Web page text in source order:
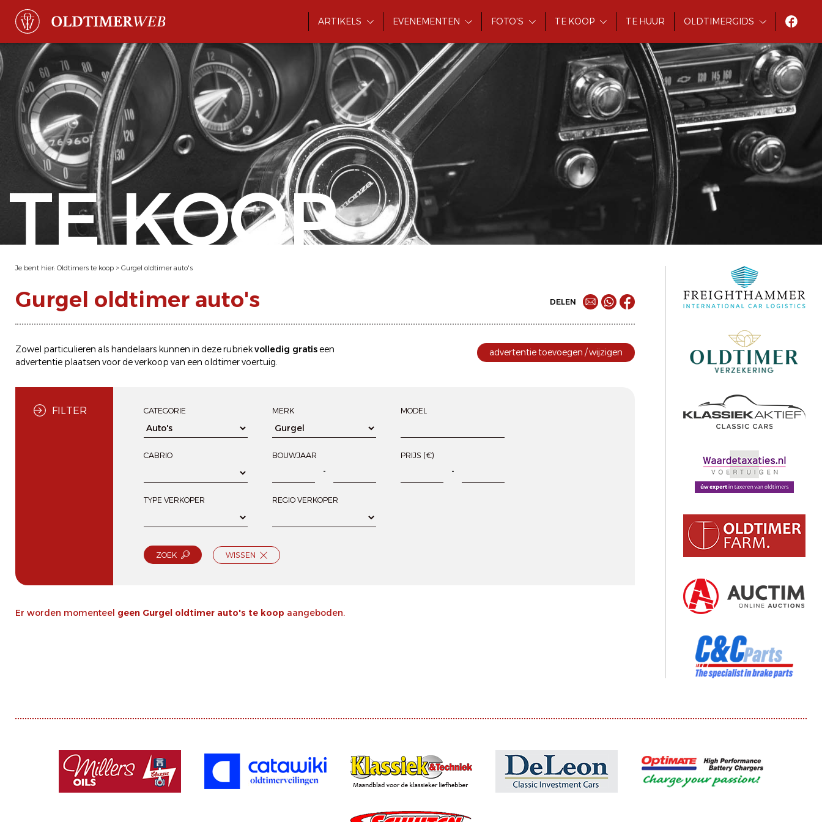
ARTIKELS EVENEMENTEN FOTO'S TE KOOP TE HUUR OLDTIMERGIDS
TE KOOP
Je bent hier: Oldtimers te koop > Gurgel oldtimer auto's
Gurgel oldtimer auto's DELEN
Zowel particulieren als handelaars kunnen in deze rubriekvolledig gratis een
advertentie plaatsen voor deverkoop van een oldtimer voertuig.
advertentie toevoegen / wijzigen
FILTER CATEGORIE MERK MODEL
CABRIO BOUWJAAR
-
PRIJS (€)
-
TYPE VERKOPER REGIO VERKOPER
ZOEK WISSEN
Er worden momenteel geen Gurgel oldtimer auto's te koop aangeboden.